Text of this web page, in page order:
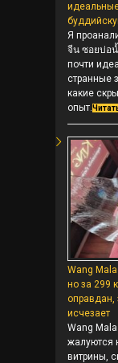
Я
จีน ซอยบ่อ
почти
странные
какие
опыт.
Wang
но за 299
оправдан,
исчезает
Wang
жалуются
витрины,